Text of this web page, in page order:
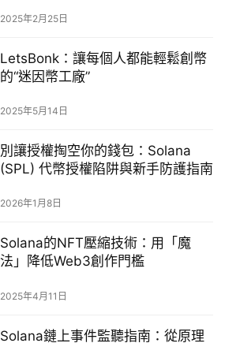
2025年2月25日
LetsBonk：讓每個人都能輕鬆創幣
的“迷因幣工廠”
2025年5月14日
別讓授權掏空你的錢包：Solana
(SPL) 代幣授權陷阱與新手防護指南
2026年1月8日
Solana的NFT壓縮技術：用「魔
法」降低Web3創作門檻
2025年4月11日
Solana鏈上事件監聽指南：從原理